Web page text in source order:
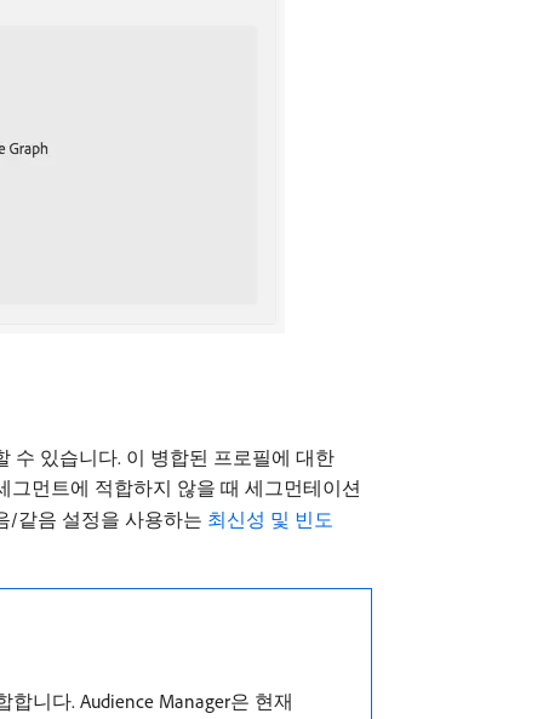
수 있습니다. 이 병합된 프로필에 대한
먼트에 적합하지 않을 때 세그먼테이션
/같음 설정을 사용하는 최신성 및 빈도
니다. Audience Manager은 현재